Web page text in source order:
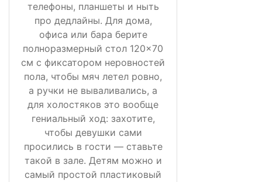
телефоны, планшеты и ныть
про дедлайны. Для дома,
офиса или бара берите
полноразмерный стол 120×70
см с фиксатором неровностей
пола, чтобы мяч летел ровно,
а ручки не вываливались, а
для холостяков это вообще
гениальный ход: захотите,
чтобы девушки сами
просились в гости — ставьте
такой в зале. Детям можно и
самый простой пластиковый